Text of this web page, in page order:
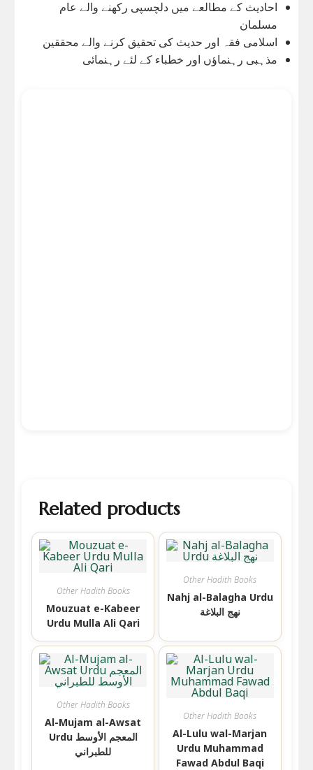
احادیث کے مطالعے میں دلچسپی رکھنے والے عام
مسلمان
اسلامی فقہ اور حدیث کی تحقیق کرنے والے محققین
مذہبی رہنماؤں اور خطباء کے لئے رہنمائی
Related products
Other Hadith Books
Mouzuat e-Kabeer
Urdu Mulla Ali Qari
Other Hadith Books
Nahj al-Balagha Urdu
نهج البلاغة
Other Hadith Books
Al-Mujam al-Awsat
Urdu المعجم الأوسط
للطبراني
Other Hadith Books
Al-Lulu wal-Marjan
Urdu Muhammad
Fawad Abdul Baqi